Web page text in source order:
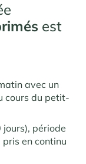
est
avec un
cours du petit-
jours), période
en continu